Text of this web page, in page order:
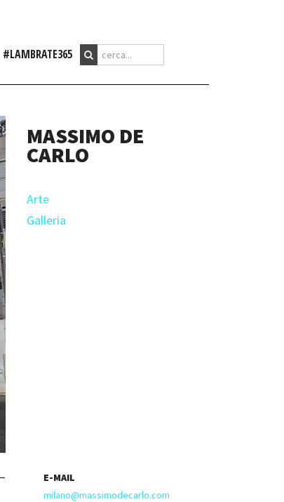
#LAMBRATE365
MASSIMO DE
CARLO
Arte
Galleria
E-MAIL
milano@massimodecarlo.com